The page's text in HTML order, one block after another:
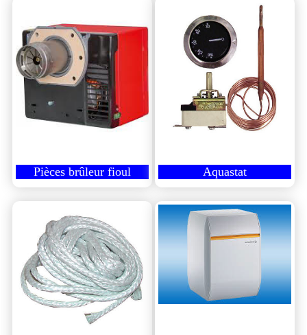
Pièces brûleur fioul Aquastat